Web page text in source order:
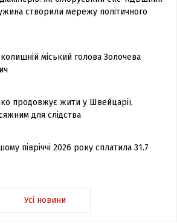
створили мережу політичного
колишній міський голова Золочева
продовжує жити у Швейцарії,
для слідства
півріччі 2026 року сплатила 31.7
Усі новини